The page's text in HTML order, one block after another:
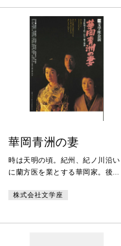
も病死する。佐和子はこの家にと
どまり舅の宗一と十数年をこの家
で暮し続けてきた。佐和子は宗一
の老後や子供たちのことを考え、
家の建て替えを決意する。そこ
へ、宗一の実の娘が海外生活を終
え、夫と帰国する。そして二人は
この土地に新たに家を建て、宗一
と共に住むと
華岡青洲の妻
時は天明の頃。紀州、紀ノ川沿い
に蘭方医を業とする華岡家。後継
母の於継は近郷の名家の娘加恵を
株式会社文学座